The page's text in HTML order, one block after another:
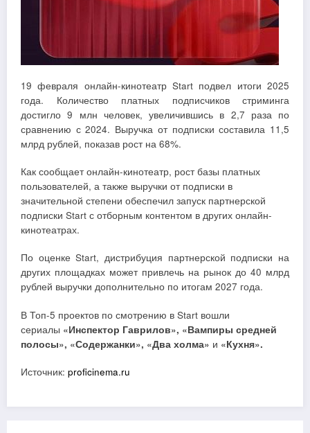
19 февраля онлайн-кинотеатр Start подвел итоги 2025
года. Количество платных подписчиков стриминга
достигло 9 млн человек, увеличившись в 2,7 раза по
сравнению с 2024. Выручка от подписки составила 11,5
млрд рублей, показав рост на 68%.
Как сообщает онлайн-кинотеатр, рост базы платных
пользователей, а также выручки от подписки в
значительной степени обеспечил запуск партнерской
подписки Start с отборным контентом в других онлайн-
кинотеатрах.
По оценке Start, дистрибуция партнерской подписки на
других площадках может привлечь на рынок до 40 млрд
рублей выручки дополнительно по итогам 2027 года.
В Топ-5 проектов по смотрению в Start вошли
сериалы «Инспектор Гаврилов», «Вампиры средней
полосы», «Содержанки», «Два холма» и «Кухня».
Источник: proficinema.ru